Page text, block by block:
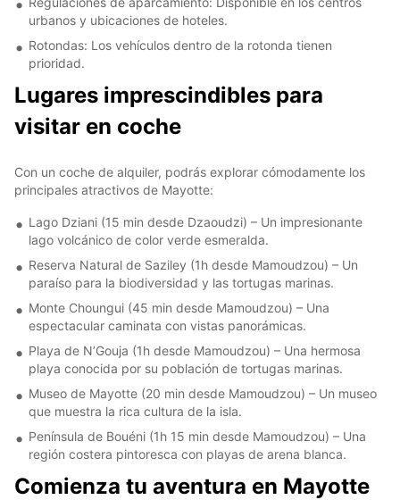
urbanos y ubicaciones de hoteles.
Rotondas: Los vehículos dentro de la rotonda tienen
prioridad.
Lugares imprescindibles para
visitar en coche
Con un coche de alquiler, podrás explorar cómodamente los
principales atractivos de Mayotte:
Lago Dziani (15 min desde Dzaoudzi) – Un impresionante
lago volcánico de color verde esmeralda.
Reserva Natural de Saziley (1h desde Mamoudzou) – Un
paraíso para la biodiversidad y las tortugas marinas.
Monte Choungui (45 min desde Mamoudzou) – Una
espectacular caminata con vistas panorámicas.
Playa de N’Gouja (1h desde Mamoudzou) – Una hermosa
playa conocida por su población de tortugas marinas.
Museo de Mayotte (20 min desde Mamoudzou) – Un museo
que muestra la rica cultura de la isla.
Península de Bouéni (1h 15 min desde Mamoudzou) – Una
región costera pintoresca con playas de arena blanca.
Comienza tu aventura en Mayotte